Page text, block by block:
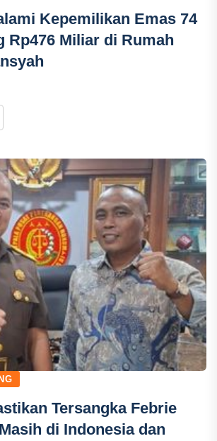
Kepemilikan Emas 74
Rp476 Miliar di Rumah
Tersangka Febrie
di Indonesia dan